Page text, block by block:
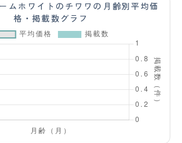
ムホワイトのチワワの月齢別平均価
格・掲載数グラフ